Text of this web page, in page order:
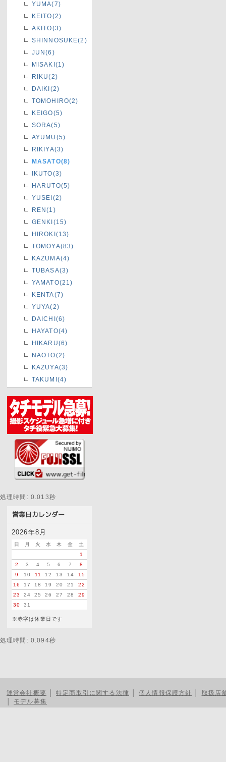
YUMA(7)
KEITO(2)
AKITO(3)
SHINNOSUKE(2)
JUN(6)
MISAKI(1)
RIKU(2)
DAIKI(2)
TOMOHIRO(2)
KEIGO(5)
SORA(5)
AYUMU(5)
RIKIYA(3)
MASATO(8)
IKUTO(3)
HARUTO(5)
YUSEI(2)
REN(1)
GENKI(15)
HIROKI(13)
TOMOYA(83)
KAZUMA(4)
TUBASA(3)
YAMATO(21)
KENTA(7)
YUYA(2)
DAICHI(6)
HAYATO(4)
HIKARU(6)
NAOTO(2)
KAZUYA(3)
TAKUMI(4)
処理時間: 0.013秒
2026年8月
日 月 火 水 木 金
土
1
2
3 4 5 6 7
8
9
10 11 12 13 14
15
16
17 18 19 20 21
22
23
24 25 26 27 28
29
30
31
※赤字は休業日です
処理時間: 0.094秒
運営会社概要 特定商取引に関する法律 個人情報保護方針
取扱店
モデル募集